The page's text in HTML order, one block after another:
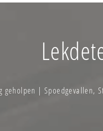
geholpen | Spoedgevallen,